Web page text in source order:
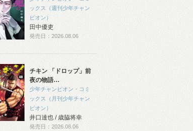
ックス（週刊少年チャン
ピオン）
田中優吏
発売日：2026.08.06
チキン 「ドロップ」前
夜の物語…
少年チャンピオン・コミ
ックス（月刊少年チャン
ピオン）
井口達也 / 歳脇将幸
発売日：2026.08.06